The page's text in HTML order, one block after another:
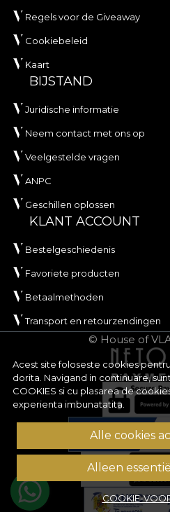
Acest site foloseste cookies
dorita. Navigand in continuare,
COOKIES si cu plasarea de
experienta imbunatatita.
Alle cookies
Alleen
COOKIE-
Regels voor de Giveaway
Cookiebeleid
Kaart
BIJSTAND
Juridische informatie
Neem contact met ons op
Veelgestelde vragen
ANPC
Geschillen oplossen
KLANT ACCOUNT
Bestelgeschiedenis
Favoriete producten
Betaalmethoden
Transport en retourzendingen
© House of